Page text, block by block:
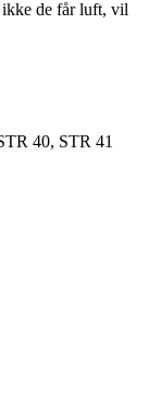
ikke de får luft, vil
40, STR 41